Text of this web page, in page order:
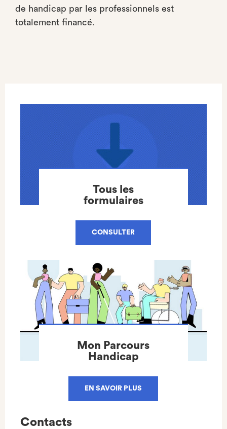
de handicap par les professionnels est
totalement financé.
Tous les
formulaires
CONSULTER
Mon Parcours
Handicap
EN SAVOIR PLUS
Contacts